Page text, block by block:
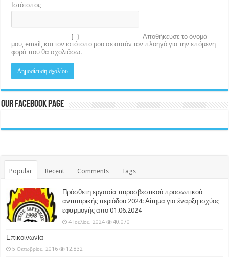
Ιστότοπος
Αποθήκευσε το όνομά
μου, email, και τον ιστότοπο μου σε αυτόν τον πλοηγό για την επόμενη
φορά που θα σχολιάσω.
Our Facebook Page
Popular Recent Comments Tags
Πρόσθετη εργασία πυροσβεστικού προσωπικού
αντιπυρικής περιόδου 2024: Αίτημα για έναρξη ισχύος
εφαρμογής απο 01.06.2024
4 Ιουλίου, 2024 40,070
Επικοινωνία
5 Οκτωβρίου, 2016 12,832